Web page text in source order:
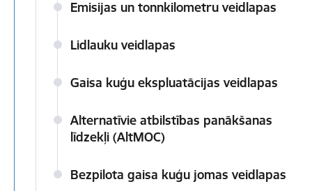
Emisijas un tonnkilometru veidlapas
Lidlauku veidlapas
Gaisa kuģu ekspluatācijas veidlapas
Alternatīvie atbilstības panākšanas
līdzekļi (AltMOC)
Bezpilota gaisa kuģu jomas veidlapas